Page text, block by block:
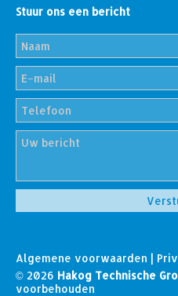
Stuur ons een bericht
Algemene voorwaarden |
© 2026 Hakog Technische
voorbehouden